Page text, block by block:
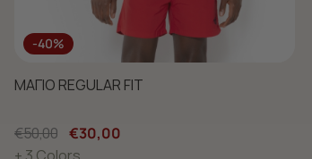
-40%
ΜΑΓΙΟ REGULAR FIT
€50,00 €30,00
+ 3 Colors